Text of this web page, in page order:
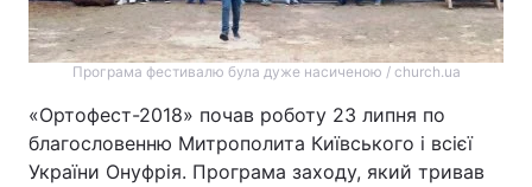
Програма фестивалю була дуже насиченою / church.ua
«Ортофест-2018» почав роботу 23 липня по
благословенню Митрополита Київського і всієї
України Онуфрія. Програма заходу, який тривав